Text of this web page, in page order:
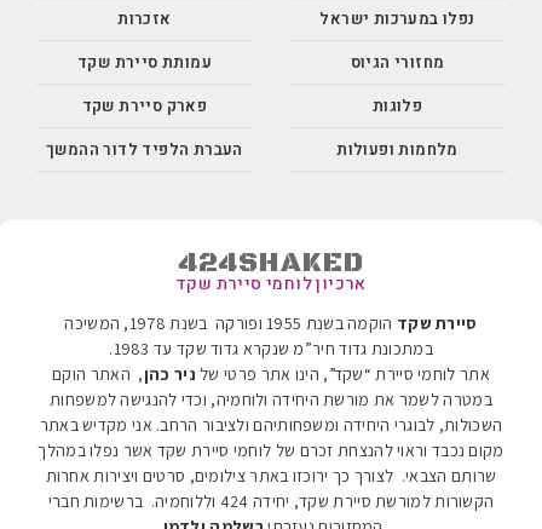
נפלו במערכות ישראל
מחזורי הגיוס
פלוגות
מלחמות ופעולות
אזכרות
עמותת סיירת שקד
פארק סיירת שקד
העברת הלפיד לדור ההמשך
424SHAKED
ארכיון לוחמי סיירת שקד
סיירת שקד
הוקמה בשנת 1955 ופורקה בשנת 1978, המשיכה
במתכונת גדוד חיר”מ שנקרא גדוד שקד עד 1983
.
אתר לוחמי סיירת “שקד”, הינו אתר פרטי של ניר כהן, האתר הוקם
במטרה לשמר את מורשת היחידה ולוחמיה, וכדי להנגישה למשפחות
השכולות, לבוגרי היחידה ומשפחותיהם ולציבור הרחב. אני מקדיש באתר
מקום נכבד וראוי להנצחת זכרם של לוחמי סיירת שקד אשר נפלו במהלך
שרותם הצבאי. לצורך כך ירוכזו באתר צילומים, סרטים ויצירות אחרות
הקשורות למורשת סיירת שקד, יחידה 424 וללוחמיה.
ברשימות חברי